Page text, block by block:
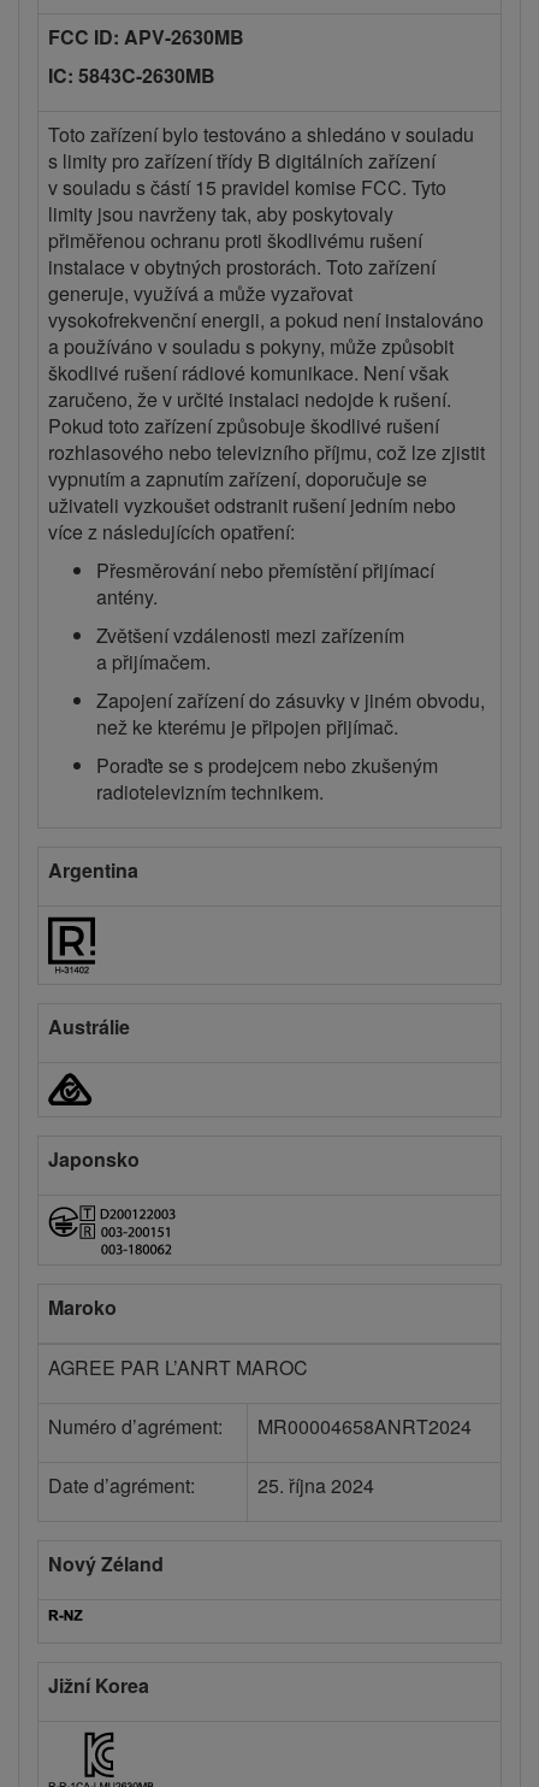
FCC ID: APV-2630MB
IC: 5843C-2630MB
Toto zařízení bylo testováno a shledáno v souladu
s limity pro zařízení třídy B digitálních zařízení
v souladu s částí 15 pravidel komise FCC. Tyto
limity jsou navrženy tak, aby poskytovaly
přiměřenou ochranu proti škodlivému rušení
instalace v obytných prostorách. Toto zařízení
generuje, využívá a může vyzařovat
vysokofrekvenční energii, a pokud není instalováno
a používáno v souladu s pokyny, může způsobit
škodlivé rušení rádiové komunikace. Není však
zaručeno, že v určité instalaci nedojde k rušení.
Pokud toto zařízení způsobuje škodlivé rušení
rozhlasového nebo televizního příjmu, což lze zjistit
vypnutím a zapnutím zařízení, doporučuje se
uživateli vyzkoušet odstranit rušení jedním nebo
více z následujících opatření:
Přesměrování nebo přemístění přijímací
antény.
Zvětšení vzdálenosti mezi zařízením
a přijímačem.
Zapojení zařízení do zásuvky v jiném obvodu,
než ke kterému je připojen přijímač.
Poraďte se s prodejcem nebo zkušeným
radiotelevizním technikem.
Argentina
Austrálie
Japonsko
Maroko
AGREE PAR L’ANRT MAROC
Numéro d’agrément: MR00004658ANRT2024
Date d’agrément: 25. října 2024
Nový Zéland
Jižní Korea